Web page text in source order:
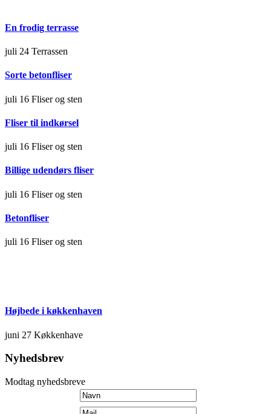
En frodig terrasse
juli 24 Terrassen
Sorte betonfliser
juli 16 Fliser og sten
Fliser til indkørsel
juli 16 Fliser og sten
Billige udendørs fliser
juli 16 Fliser og sten
Betonfliser
juli 16 Fliser og sten
Højbede i køkkenhaven
juni 27 Køkkenhave
Nyhedsbrev
Modtag nyhedsbreve